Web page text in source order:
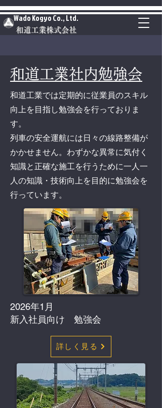
和道工業株式会社
Wado Kogyo Co., Ltd.
和道工業社内勉強会
和道工業では定期的に従業員のスキル
向上を目指し勉強会を行っておりま
す。
​列車の安全運航には日々の線路整備が
かかせません。わずかな異常に気付く
知識と正確な施工を行うために一人一
人の知識・技術向上を目的に勉強会を
行っています。
2026年1月
​新入社員向け 勉強会
詳しく見る